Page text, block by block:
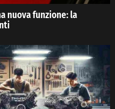
nuova funzione: la